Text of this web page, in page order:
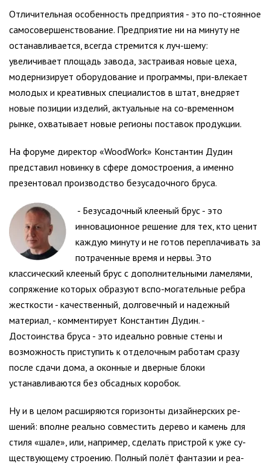
Отличительная особенность предприятия - это по-стоянное
самосовершенствование. Предприятие ни на минуту не
останавливается, всегда стремится к луч-шему:
увеличивает площадь завода, застраивая новые цеха,
модернизирует оборудование и программы, при-влекает
молодых и креативных специалистов в штат, внедряет
новые позиции изделий, актуальные на со-временном
рынке, охватывает новые регионы поставок продукции.
На форуме директор «WoodWork» Константин Дудин
представил новинку в сфере домостроения, а именно
презентовал производство безусадочного бруса.
- Безусадочный клееный брус - это
инновационное решение для тех, кто ценит
каждую минуту и не готов переплачивать за
потраченные время и нервы. Это
классический клееный брус с дополнительными ламелями,
сопряжение которых образуют вспо-могательные ребра
жесткости - качественный, долговечный и надежный
материал, - комментирует Константин Дудин. -
Достоинства бруса - это идеально ровные стены и
возможность приступить к отделочным работам сразу
после сдачи дома, а оконные и дверные блоки
устанавливаются без обсадных коробок.
Ну и в целом расширяются горизонты дизайнерских ре-
шений: вполне реально совместить дерево и камень для
стиля «шале», или, например, сделать пристрой к уже су-
ществующему строению. Полный полёт фантазии и реа-